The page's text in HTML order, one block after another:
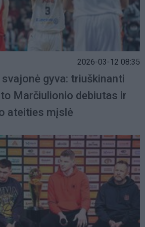
2026-03-12 08:35
svajonė gyva: triuškinanti
Marčiulionio debiutas ir
ateities mįslė